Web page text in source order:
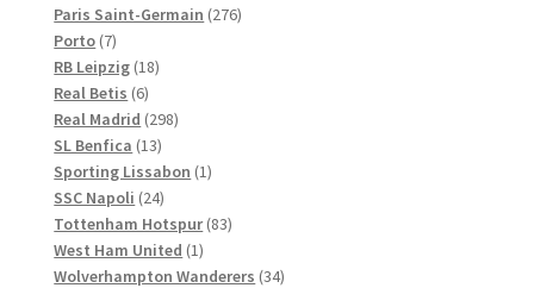
Produkte
Paris Saint-Germain 276276
Porto 77
Produkte
RB Leipzig 1818
Real Betis 66
Produkte
Real Madrid 298298
SL Benfica 1313
Produkte
Sporting Lissabon 11
SSC Napoli 2424
Produkte
Tottenham Hotspur 8383
West Ham United 11
Produkt
Wolverhampton Wanderers 3434